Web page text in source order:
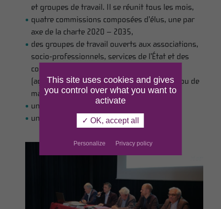
et groupes de travail. Il se réunit tous les mois,
quatre commissions composées d’élus, une par
axe de la charte 2020 – 2035,
des groupes de travail ouverts aux associations,
socio-professionnels, services de l’État et des
collectivités, organisés de manière pérenne
(agriculture, forêt-filière bois par exemple) ou de
manière ponctuelle selon les projets,
un Conseil associatif et citoyen,
un Conseil scientifique.
This site uses cookies and gives
you control over what you want to
activate
✓ OK, accept all
Personalize Privacy policy